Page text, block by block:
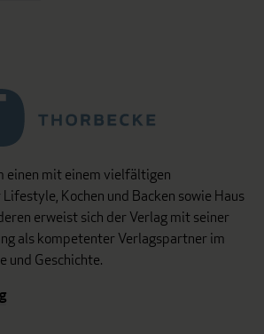
einen mit einem vielfältigen
Kochen und Backen sowie Haus
erweist sich der Verlag mit seiner
als kompetenter Verlagspartner im
und Geschichte.